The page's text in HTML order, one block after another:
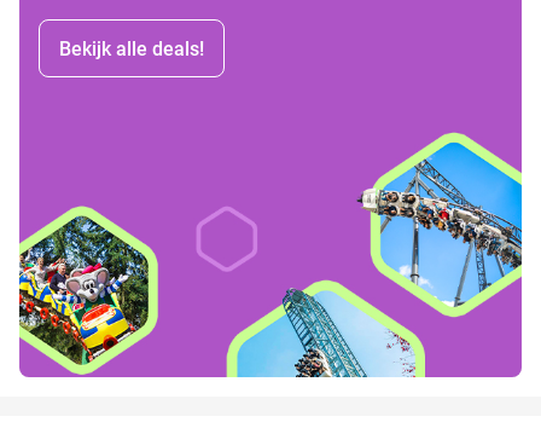
Bekijk alle deals!